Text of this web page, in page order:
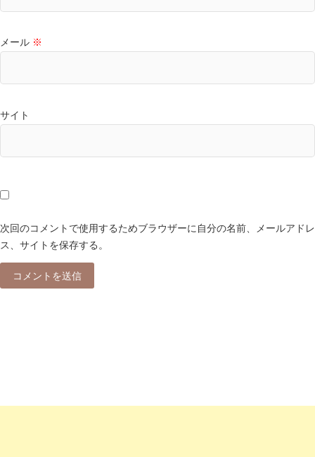
メール ※
サイト
次回のコメントで使用するためブラウザーに自分の名前、メールアドレ
ス、サイトを保存する。